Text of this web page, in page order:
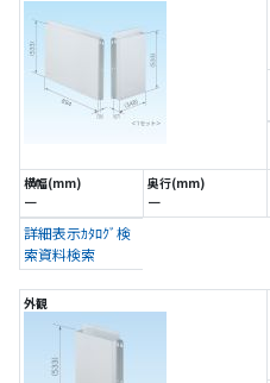
ー ー
詳細表示ｶﾀﾛｸﾞ検
索資料検索